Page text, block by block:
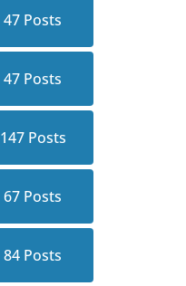
47 Posts
47 Posts
147Posts
67 Posts
84 Posts